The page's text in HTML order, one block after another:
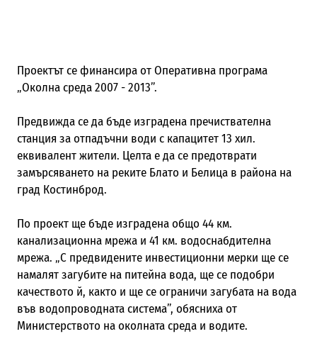
Проектът се финансира от Оперативна програма
„Околна среда 2007 - 2013”.
Предвижда се да бъде изградена пречиствателна
станция за отпадъчни води с капацитет 13 хил.
еквивалент жители. Целта е да се предотврати
замърсяването на реките Блато и Белица в района на
град Костинброд.
По проект ще бъде изградена общо 44 км.
канализационна мрежа и 41 км. водоснабдителна
мрежа. „С предвидените инвестиционни мерки ще се
намалят загубите на питейна вода, ще се подобри
качеството й, както и ще се ограничи загубата на вода
във водопроводната система”, обясниха от
Министерството на околната среда и водите.